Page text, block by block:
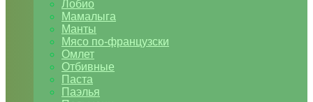
Лобио
Мамалыга
Манты
Мясо по-французски
Омлет
Отбивные
Паста
Паэлья